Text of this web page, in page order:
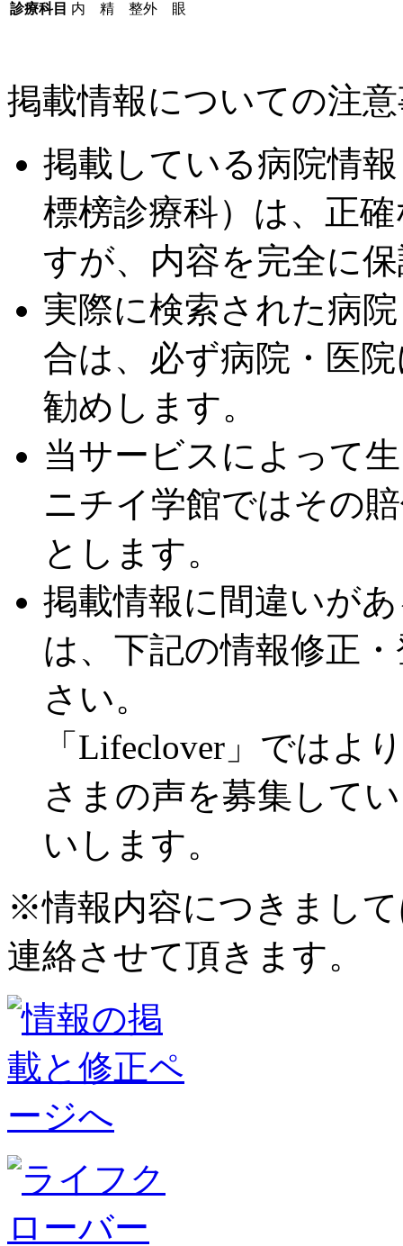
診療科目 内 精 整外 眼
掲載情報についての注
掲載している病院情
標榜診療科）は、正
すが、内容を完全に
実際に検索された病
合は、必ず病院・医
勧めします。
当サービスによって
ニチイ学館ではその
とします。
掲載情報に間違いが
は、下記の情報修正
さい。
「Lifeclover」ではよ
さまの声を募集して
いします。
※情報内容につきまし
連絡させて頂きます。